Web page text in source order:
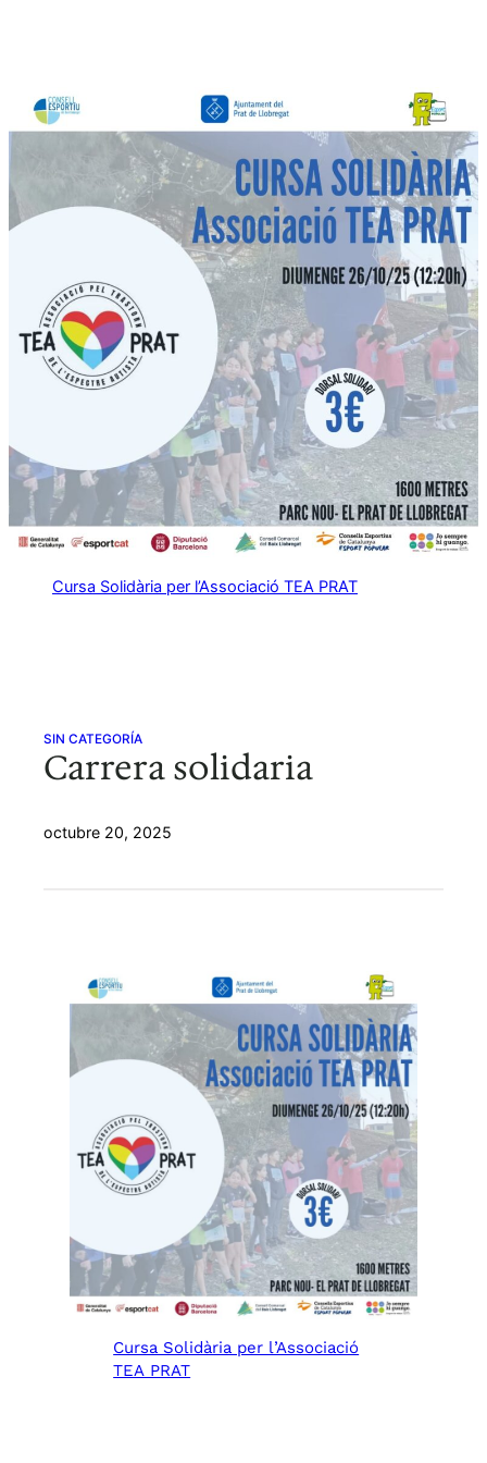
Cursa Solidària per l’Associació TEA PRAT
SIN CATEGORÍA
Carrera solidaria
octubre 20, 2025
Cursa Solidària per l’Associació
TEA PRAT